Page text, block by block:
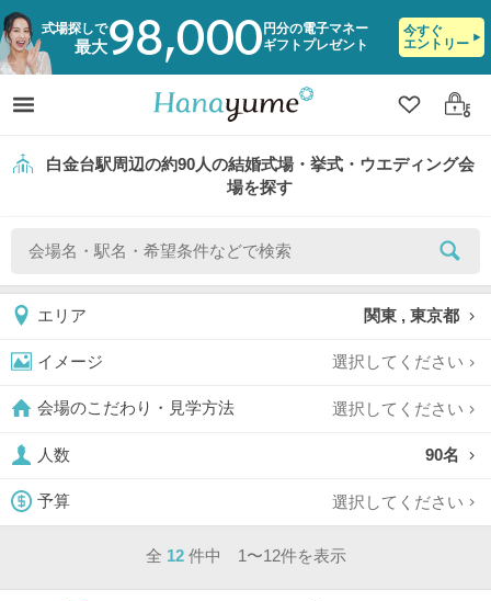
式場探しで
最大98,000 円分の電子マネー
ギフトプレゼント
今すぐ
エントリー
クリップ
ログ
白金台駅周辺の約90人の結婚式場・挙式・ウエディング会
場を探す
エリア 関東 , 東京都
イメージ 選択してください
会場のこだわり・見学方法 選択してください
人数 90名
予算 選択してください
全 12 件中 1〜12件を表示